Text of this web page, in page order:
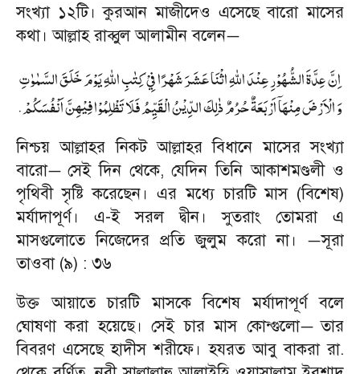
সংখ্যা ১২টি। কুরআন মাজীদেও এসেছে বারো মাসের
কথা। আল্লাহ রাব্বুল আলামীন বলেন—
اِنَّ عِدَّةَ الشُّهُوْرِ عِنْدَ اللهِ اثْنَا عَشَرَ شَهْرًا فِيْ كِتٰبِ اللهِ يَوْمَ خَلَقَ السَّمٰوٰتِ
وَ الْاَرْضَ مِنْهَاۤ اَرْبَعَةٌ حُرُمٌ ذٰلِكَ الدِّيْنُ الْقَيِّمُ فَلَا تَظْلِمُوْا فِيْهِنَّ اَنْفُسَكُمْ.
নিশ্চয় আল্লাহর নিকট আল্লাহর বিধানে মাসের সংখ্যা
বারো— সেই দিন থেকে,যেদিন তিনি আকাশমণ্ডলী ও
পৃথিবী সৃষ্টি করেছেন। এর মধ্যে চারটি মাস (বিশেষ)
মর্যাদাপূর্ণ। এ-ই সরল দ্বীন। সুতরাং তোমরা এ
মাসগুলোতে নিজেদের প্রতি জুলুম করো না।
—সূরা
তাওবা (৯) : ৩৬
উক্ত আয়াতে চারটি মাসকে বিশেষ মর্যাদাপূর্ণ বলে
ঘোষণা করা হয়েছে। সেই চার মাস কোন্গুলো— তার
বিবরণ এসেছে হাদীস শরীফে। হযরত আবু বাকরা রা.